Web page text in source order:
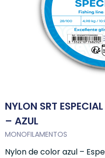
NYLON SRT
– AZUL
MONOFILAMENTOS
Nylon de color azul –